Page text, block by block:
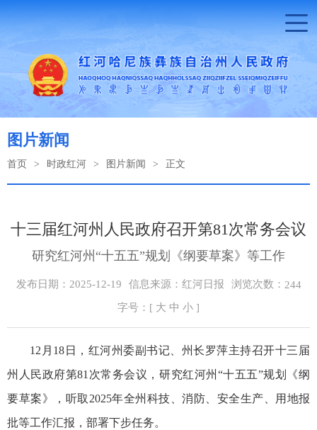
图片新闻
首页 > 时政红河 > 图片新闻 > 正文
十三届红河州人民政府召开第81次常务会议
研究红河州“十五五”规划《纲要草案》等工作
发布日期：2025-12-19 信息来源：红河日报 浏览次数： 244
字号：[ 大 中 小 ]
12月18日，红河州委副书记、州长罗萍主持召开十三届
州人民政府第81次常务会议，研究红河州“十五五”规划《纲
要草案》，听取2025年全州科技、消防、安全生产、用地报
批等工作汇报，部署下步任务。